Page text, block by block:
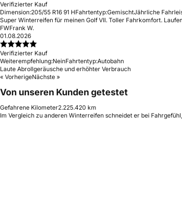
Verifizierter Kauf
Dimension:205/55 R16 91 HFahrtentyp:GemischtJährliche
Super Winterreifen für meinen Golf VII. Toller Fahrkomfort.
FWFrank W.
01.08.2026
Verifizierter Kauf
Weiterempfehlung:NeinFahrtentyp:Autobahn
Laute Abrollgeräusche und erhöhter Verbrauch
« VorherigeNächste »
Von unseren Kunden getestet
Gefahrene Kilometer2.225.420 km
Im Vergleich zu anderen Winterreifen schneidet er bei